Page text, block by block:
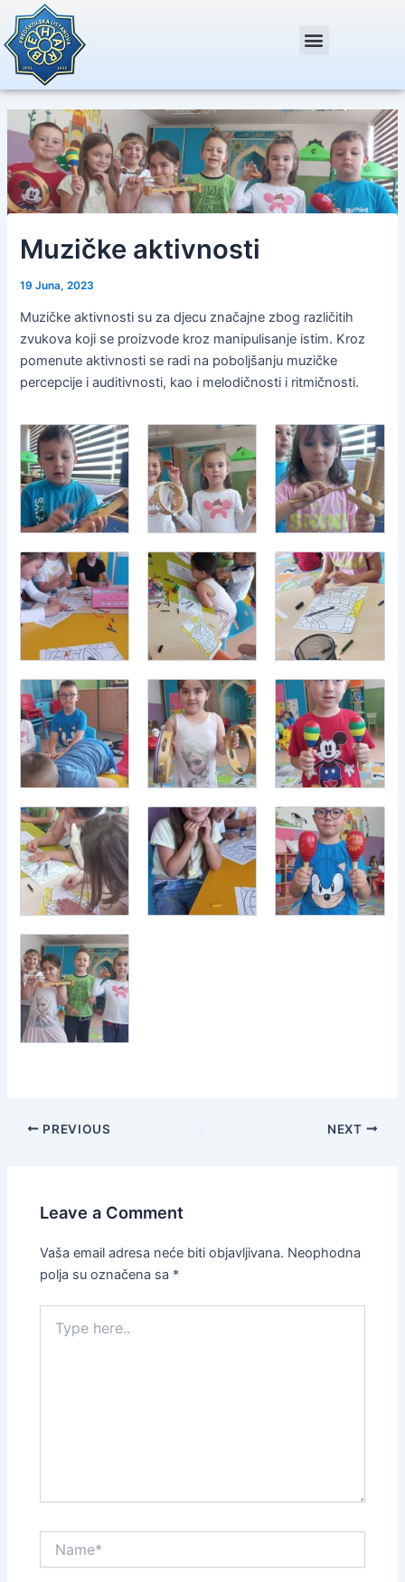
to
content
Muzičke aktivnosti
19 Juna, 2023
Muzičke aktivnosti su za djecu značajne zbog različitih
zvukova koji se proizvode kroz manipulisanje istim. Kroz
pomenute aktivnosti se radi na poboljšanju muzičke
percepcije i auditivnosti, kao i melodičnosti i ritmičnosti.
Post
navigation
PREVIOUS NEXT
Leave a Comment
Vaša email adresa neće biti objavljivana. Neophodna
polja su označena sa *
here..